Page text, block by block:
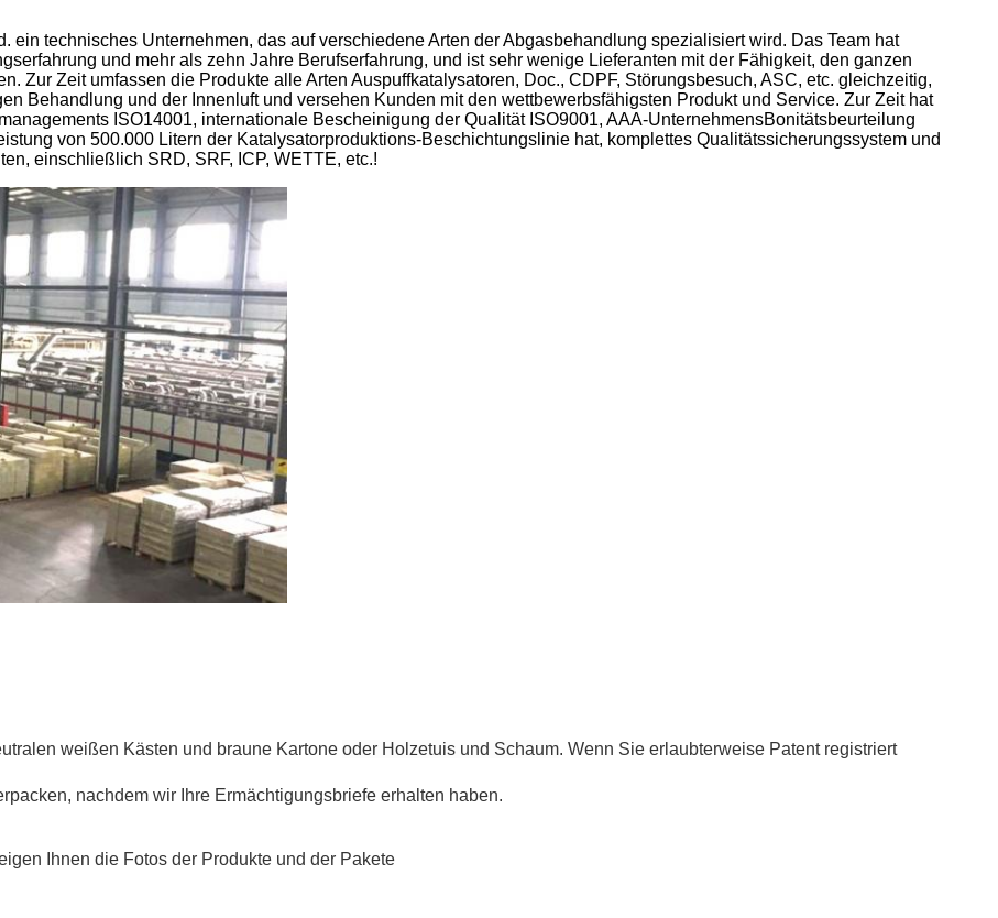
ein technisches Unternehmen, das auf verschiedene Arten der Abgasbehandlung spezialisiert wird. Das Team hat
und mehr als zehn Jahre Berufserfahrung, und ist sehr wenige Lieferanten mit der Fähigkeit, den ganzen
Zur Zeit umfassen die Produkte alle Arten Auspuffkatalysatoren, Doc., CDPF, Störungsbesuch, ASC, etc. gleichzeitig,
Behandlung und der Innenluft und versehen Kunden mit den wettbewerbsfähigsten Produkt und Service. Zur Zeit hat
ISO14001, internationale Bescheinigung der Qualität ISO9001, AAA-UnternehmensBonitätsbeurteilung
von 500.000 Litern der Katalysatorproduktions-Beschichtungslinie hat, komplettes Qualitätssicherungssystem und
einschließlich SRD, SRF, ICP, WETTE, etc.!
weißen Kästen und braune Kartone oder Holzetuis und Schaum. Wenn Sie erlaubterweise Patent registriert
nachdem wir Ihre Ermächtigungsbriefe erhalten haben.
Ihnen die Fotos der Produkte und der Pakete